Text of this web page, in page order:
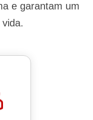
e garantam um
vida.